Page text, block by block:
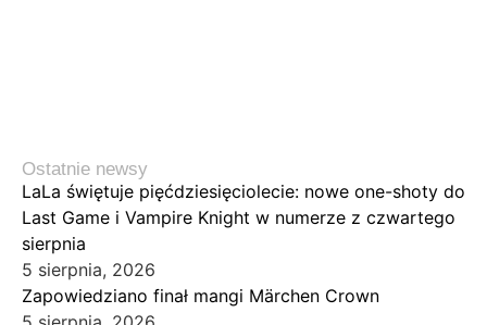
Ostatnie newsy
LaLa świętuje pięćdziesięciolecie: nowe one-shoty do
Last Game i Vampire Knight w numerze z czwartego
sierpnia
5 sierpnia, 2026
Zapowiedziano finał mangi Märchen Crown